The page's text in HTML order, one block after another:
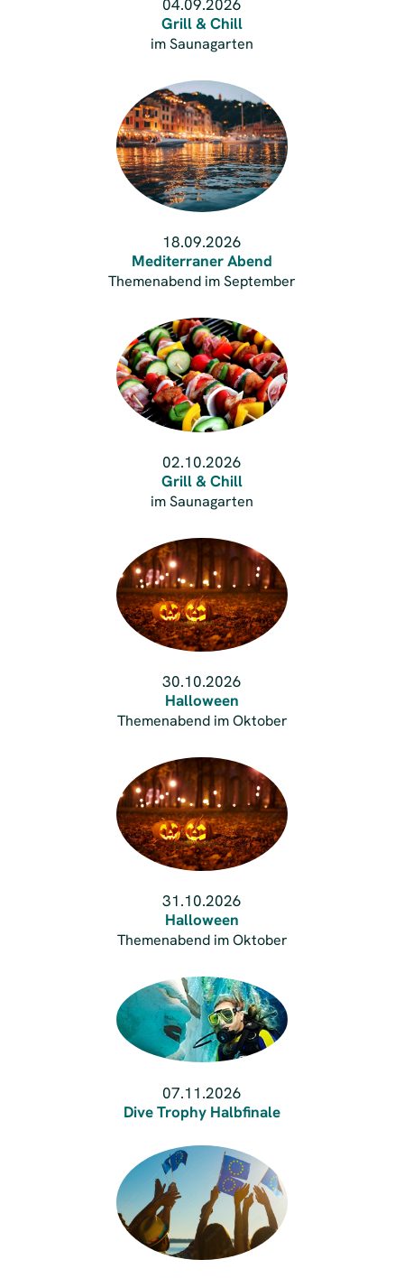
04.09.2026
Grill & Chill
im Saunagarten
18.09.2026
Mediterraner Abend
Themenabend im September
02.10.2026
Grill & Chill
im Saunagarten
30.10.2026
Halloween
Themenabend im Oktober
31.10.2026
Halloween
Themenabend im Oktober
07.11.2026
Dive Trophy Halbfinale